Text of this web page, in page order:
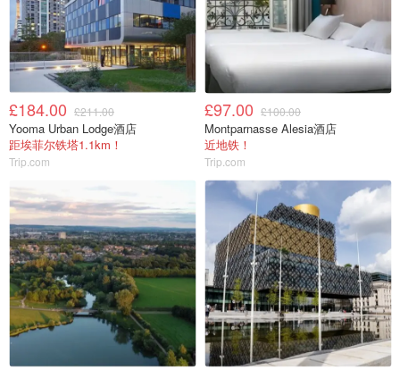
£184.00 £211.00
Yooma Urban Lodge酒店
距埃菲尔铁塔1.1km！
Trip.com
£97.00 £100.00
Montparnasse Alesia酒店
近地铁！
Trip.com